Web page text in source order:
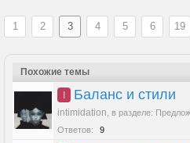
1 2 3 4 5 6 19
Похожие темы
I Баланс и стили
intimidation в разделе:
Ответов:
9